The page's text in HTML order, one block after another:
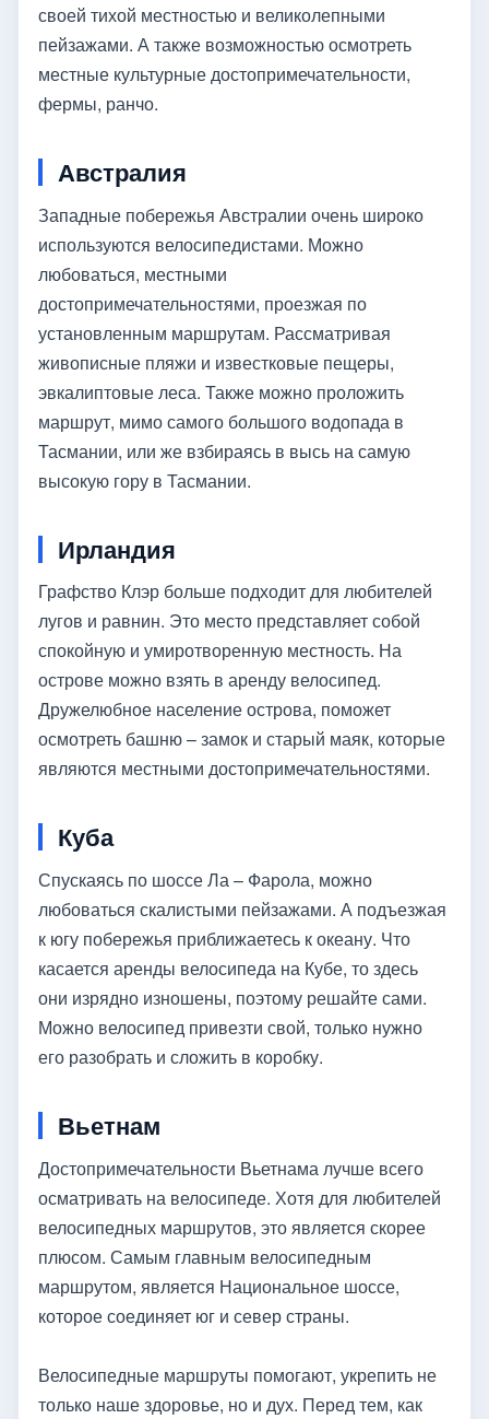
своей тихой местностью и великолепными
пейзажами. А также возможностью осмотреть
местные культурные достопримечательности,
фермы, ранчо.
Австралия
Западные побережья Австралии очень широко
используются велосипедистами. Можно
любоваться, местными
достопримечательностями, проезжая по
установленным маршрутам. Рассматривая
живописные пляжи и известковые пещеры,
эвкалиптовые леса. Также можно проложить
маршрут, мимо самого большого водопада в
Тасмании, или же взбираясь в высь на самую
высокую гору в Тасмании.
Ирландия
Графство Клэр больше подходит для любителей
лугов и равнин. Это место представляет собой
спокойную и умиротворенную местность. На
острове можно взять в аренду велосипед.
Дружелюбное население острова, поможет
осмотреть башню – замок и старый маяк, которые
являются местными достопримечательностями.
Куба
Спускаясь по шоссе Ла – Фарола, можно
любоваться скалистыми пейзажами. А подъезжая
к югу побережья приближаетесь к океану. Что
касается аренды велосипеда на Кубе, то здесь
они изрядно изношены, поэтому решайте сами.
Можно велосипед привезти свой, только нужно
его разобрать и сложить в коробку.
Вьетнам
Достопримечательности Вьетнама лучше всего
осматривать на велосипеде. Хотя для любителей
велосипедных маршрутов, это является скорее
плюсом. Самым главным велосипедным
маршрутом, является Национальное шоссе,
которое соединяет юг и север страны.
Велосипедные маршруты помогают, укрепить не
только наше здоровье, но и дух. Перед тем, как